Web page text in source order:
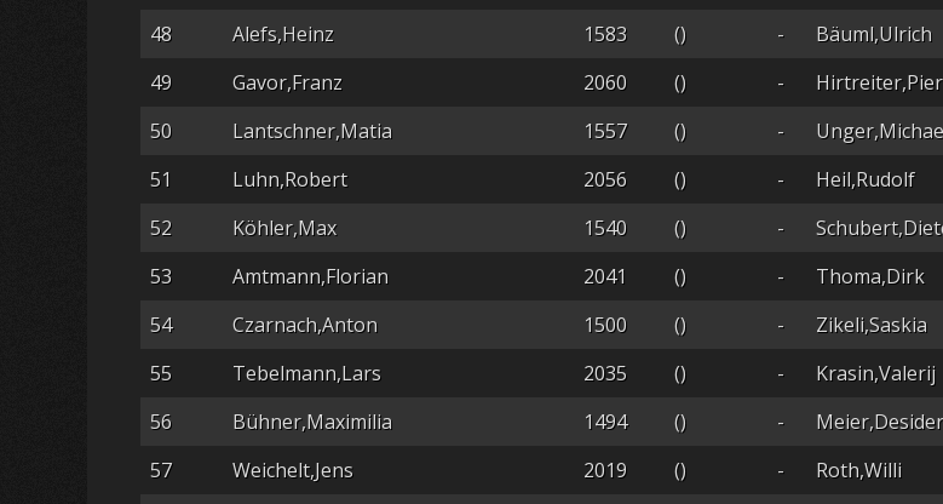
48
Alefs,Heinz 1583 () - Bäuml,Ulrich
49
Gavor,Franz 2060 () -
50
Lantschner,Matia 1557 () -
51
Luhn,Robert 2056 () - Heil,Rudolf
52
Köhler,Max 1540 () -
53
Amtmann,Florian 2041 () - Thoma,Dirk
54
Czarnach,Anton 1500 () - Zikeli,Saskia
55
Tebelmann,Lars 2035 () - Krasin,Valerij
56
Bühner,Maximilia 1494 () -
57
Weichelt,Jens 2019 () - Roth,Willi